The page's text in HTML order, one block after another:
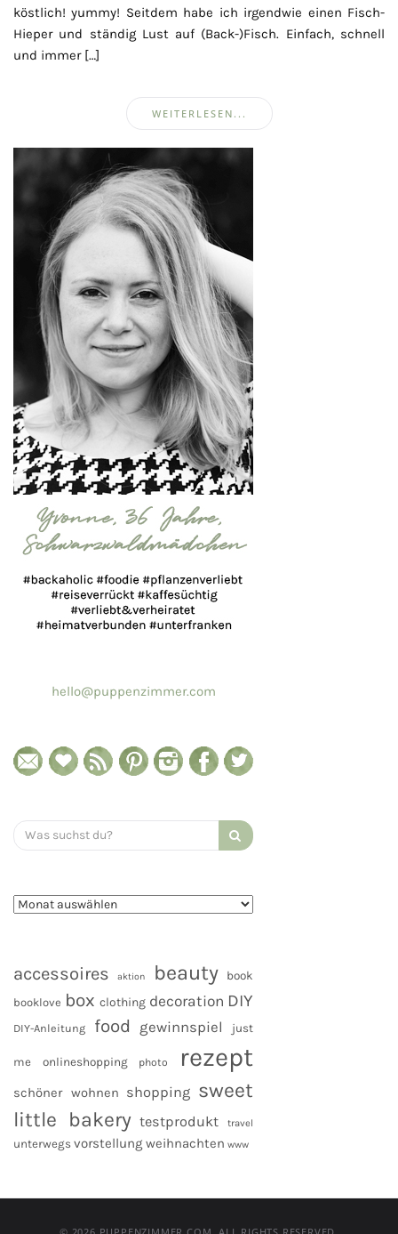
köstlich! yummy! Seitdem habe ich irgendwie einen Fisch-
Hieper und ständig Lust auf (Back-)Fisch. Einfach, schnell
und immer […]
WEITERLESEN...
hello@puppenzimmer.com
Search
for:
accessoires aktion beauty
book
booklove box clothing decoration DIY
DIY-Anleitung food gewinnspiel just
me onlineshopping photo rezept
schöner wohnen shopping sweet
little bakery testprodukt travel
unterwegs vorstellung weihnachten www